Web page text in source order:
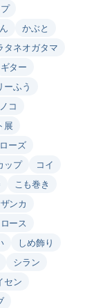
かぶと
タネオガタマ
ギター
ーふう
コ
展
ーズ
ップ
コイ
こも巻き
ンカ
ース
しめ飾り
シラン
セン